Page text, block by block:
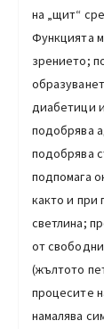
на „щит“
Функцията
зрението;
диабетици
подобрява
подобрява
подпомага
както и при
светлина;
от
(жълтото
процесите
намалява